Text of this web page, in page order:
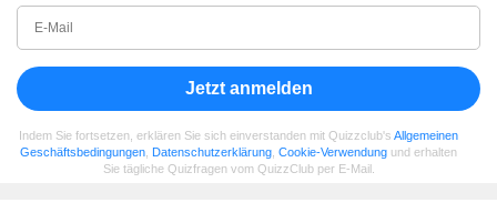
Jetzt anmelden
Indem Sie fortsetzen, erklären Sie sich einverstanden mit Quizzclub's Allgemeinen
Geschäftsbedingungen Datenschutzerklärung Cookie-Verwendung und erhalten
Sie tägliche Quizfragen vom QuizzClub per E-Mail.